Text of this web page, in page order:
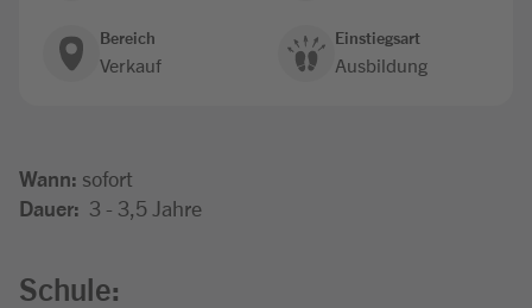
Bereich
Verkauf
Einstiegsart
Ausbildung
Wann: sofort
Dauer: 3 - 3,5 Jahre
Schule: